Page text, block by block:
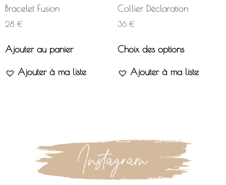
Bracelet Fusion
28 €
Ajouter au panier
Ajouter à ma liste
Collier Déclaration
36 €
Choix des options
Ajouter à ma liste